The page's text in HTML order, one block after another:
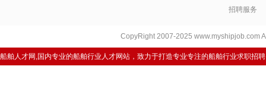
招聘服务
CopyRight 2007-2025 www.myshipjob.com
船舶人才网,国内专业的船舶行业人才网站，致力于打造专业专注的船舶行业求职招